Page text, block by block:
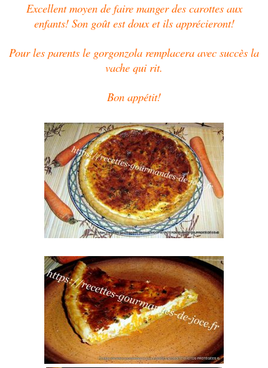
Excellent moyen de faire manger des carottes aux
enfants! Son goût est doux et ils apprécieront!
Pour les parents le gorgonzola remplacera avec succès la
vache qui rit.
Bon appétit!